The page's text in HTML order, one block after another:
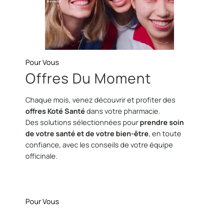
Pour Vous
Offres Du Moment
Chaque mois, venez découvrir et profiter des
offres Koté Santédans votre pharmacie.
Des solutions sélectionnées pour prendre soin
de votre santé et de votre bien-être, en toute
confiance, avec les conseils de votre équipe
officinale.
Pour Vous